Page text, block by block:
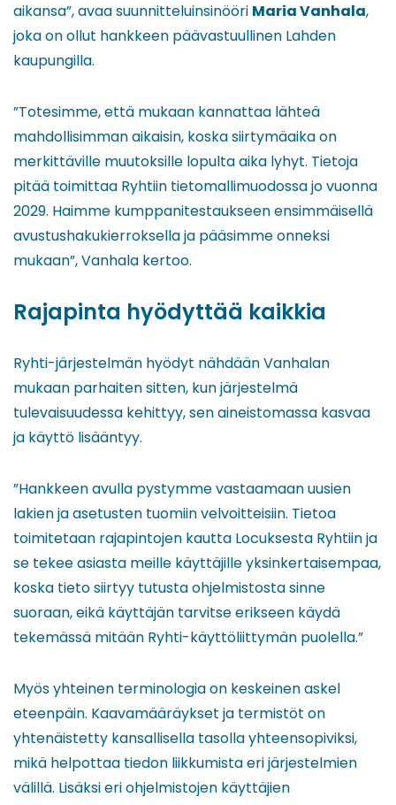
aikansa”, avaa suunnitteluinsinööri Maria Vanhala,
joka on ollut hankkeen päävastuullinen Lahden
kaupungilla.
”Totesimme, että mukaan kannattaa lähteä
mahdollisimman aikaisin, koska siirtymäaika on
merkittäville muutoksille lopulta aika lyhyt. Tietoja
pitää toimittaa Ryhtiin tietomallimuodossa jo vuonna
2029. Haimme kumppanitestaukseen ensimmäisellä
avustushakukierroksella ja pääsimme onneksi
mukaan”, Vanhala kertoo.
Rajapinta hyödyttää kaikkia
Ryhti-järjestelmän hyödyt nähdään Vanhalan
mukaan parhaiten sitten, kun järjestelmä
tulevaisuudessa kehittyy, sen aineistomassa kasvaa
ja käyttö lisääntyy.
”Hankkeen avulla pystymme vastaamaan uusien
lakien ja asetusten tuomiin velvoitteisiin. Tietoa
toimitetaan rajapintojen kautta Locuksesta Ryhtiin ja
se tekee asiasta meille käyttäjille yksinkertaisempaa,
koska tieto siirtyy tutusta ohjelmistosta sinne
suoraan, eikä käyttäjän tarvitse erikseen käydä
tekemässä mitään Ryhti-käyttöliittymän puolella.”
Myös yhteinen terminologia on keskeinen askel
eteenpäin. Kaavamääräykset ja termistöt on
yhtenäistetty kansallisella tasolla yhteensopiviksi,
mikä helpottaa tiedon liikkumista eri järjestelmien
välillä. Lisäksi eri ohjelmistojen käyttäjien